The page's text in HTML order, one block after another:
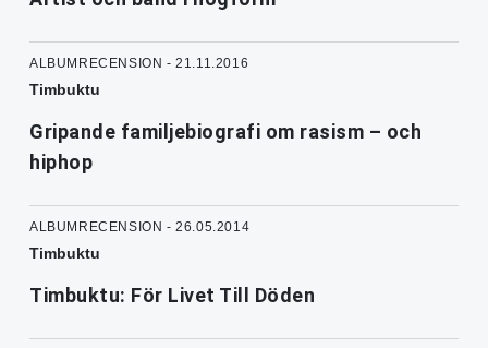
ALBUMRECENSION - 21.11.2016
Timbuktu
Gripande familjebiografi om rasism – och
hiphop
ALBUMRECENSION - 26.05.2014
Timbuktu
Timbuktu: För Livet Till Döden